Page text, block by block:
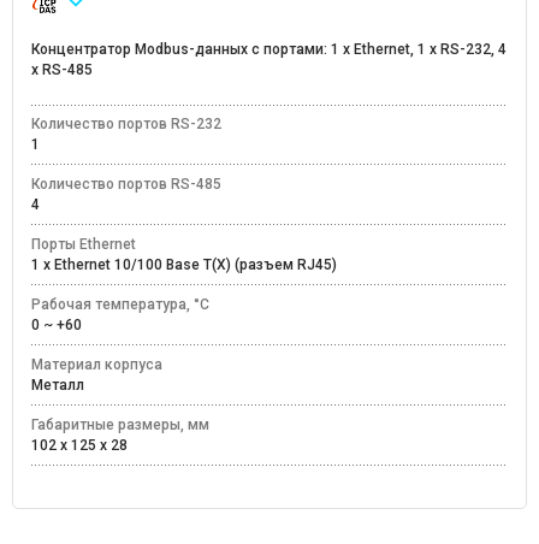
Концентратор Modbus-данных с портами: 1 x Ethernet, 1 x RS-232, 4
x RS-485
Количество портов RS-232
1
Количество портов RS-485
4
Порты Ethernet
1 x Ethernet 10/100 Base T(X) (разъем RJ45)
Рабочая температура, °C
0 ~ +60
Материал корпуса
Металл
Габаритные размеры, мм
102 x 125 x 28